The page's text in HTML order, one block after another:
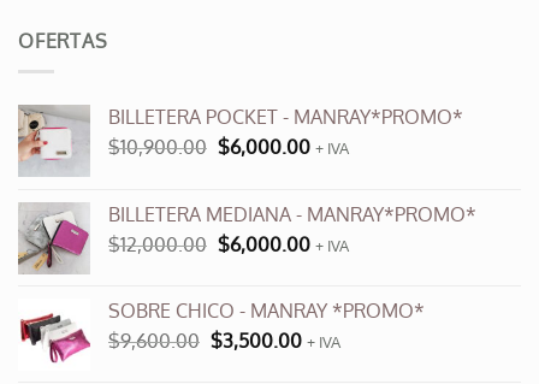
OFERTAS
BILLETERA POCKET - MANRAY*PROMO*
$10,900.00 El
era:
$10,900.00.
$6,000.00El
es:
$6,000.00.
+ IVA
BILLETERA MEDIANA - MANRAY*PROMO*
$12,000.00 El
era:
$12,000.00.
$6,000.00El
es:
$6,000.00.
+ IVA
SOBRE CHICO - MANRAY *PROMO*
$9,600.00 El
$3,500.00El+ IVA